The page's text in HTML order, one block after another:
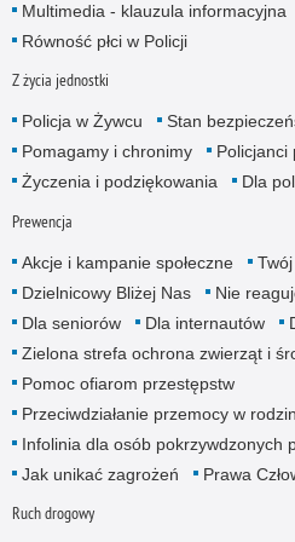
Multimedia - klauzula informacyjna
Równość płci w Policji
Z życia jednostki
Policja w Żywcu Stan
Pomagamy i chronimy
Policjanci
Życzenia i podziękowania
Dla
Prewencja
Akcje i kampanie społeczne
Dzielnicowy Bliżej Nas
Nie
Dla seniorów
Dla internautów
Zielona strefa ochrona zwierząt i
Pomoc ofiarom przestępstw
Przeciwdziałanie przemocy w
Infolinia dla osób pokrzywdzonych
Jak unikać zagrożeń
Prawa
Ruch drogowy